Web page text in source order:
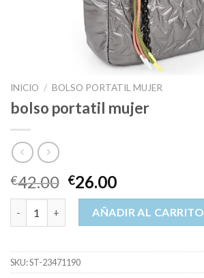
INICIO / BOLSO PORTATIL MUJER
bolso portatil mujer
€42.00 €26.00
bolso portatil mujer cantidadAÑADIR AL CARRITO
SKU:ST-23471190